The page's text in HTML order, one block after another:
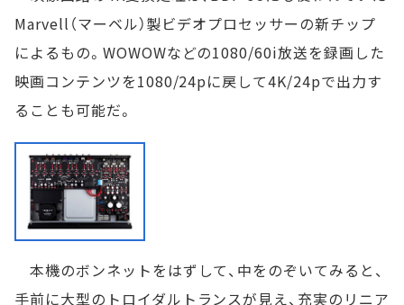
Marvell（マーベル）製ビデオプロセッサーの新チップ
によるもの。WOWOWなどの1080/60i放送を録画した
映画コンテンツを1080/24pに戻して4K/24pで出力す
ることも可能だ。
本機のボンネットをはずして、中をのぞいてみると、
手前に大型のトロイダルトランスが見え、充実のリニア